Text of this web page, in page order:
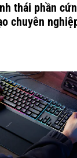
thái phần
chuyên